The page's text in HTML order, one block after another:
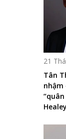
21
Tân
nhậm
Healey